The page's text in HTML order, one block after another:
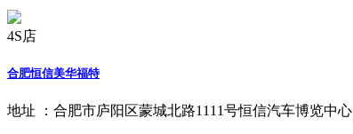
4S店
合肥恒信美华福特
地址 ： 合肥市庐阳区蒙城北路1111号恒信汽车博览中心